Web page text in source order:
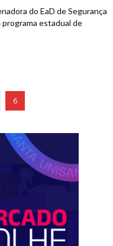
do EaD de Segurança
programa estadual de
6